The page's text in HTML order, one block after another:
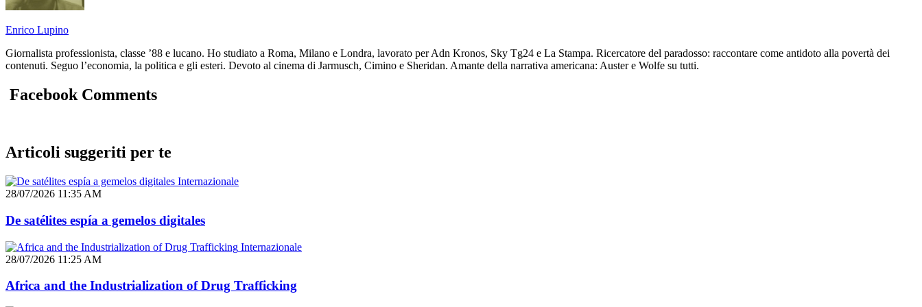
Enrico Lupino
Giornalista professionista, classe ’88 e lucano. Ho studiato a Roma, Milano e Londra, lavorato per Adn Kronos, Sky Tg24 e La Stampa. Ricercatore del paradosso: raccontare come antidoto alla povertà dei
contenuti. Seguo l’economia, la politica e gli esteri. Devoto al cinema di Jarmusch, Cimino e Sheridan. Amante della narrativa americana: Auster e Wolfe su tutti.
Facebook Comments
Articoli suggeriti per te
Internazionale
28/07/2026 11:35 AM
De satélites espía a gemelos digitales
Internazionale
28/07/2026 11:25 AM
Africa and the Industrialization of Drug Trafficking